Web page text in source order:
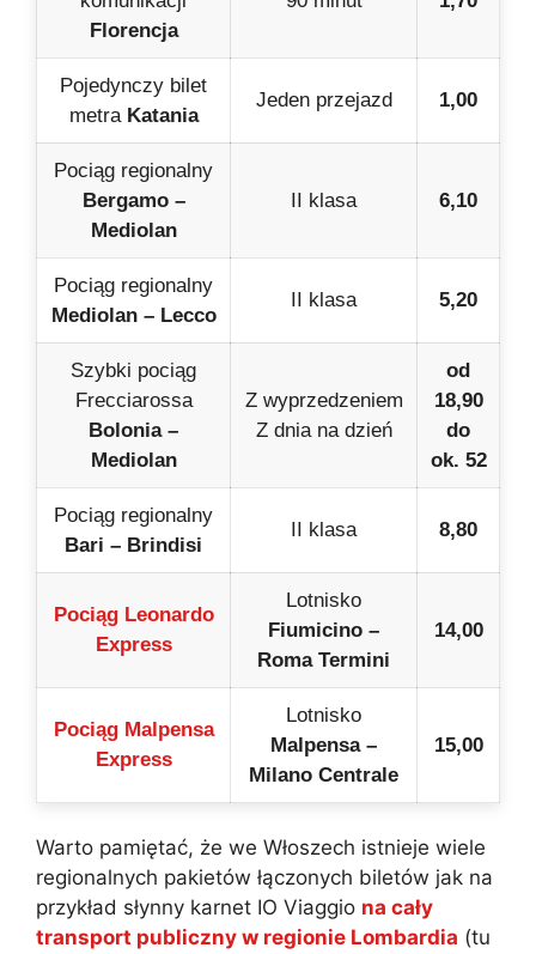
Florencja
Pojedynczy bilet
metra Katania
Jeden przejazd 1,00
Pociąg regionalny
Bergamo –
Mediolan
II klasa 6,10
Pociąg regionalny
Mediolan – Lecco
II klasa 5,20
Szybki pociąg
Frecciarossa
Bolonia –
Mediolan
Z wyprzedzeniem
Z dnia na dzień
od
18,90
do
ok. 52
Pociąg regionalny
Bari – Brindisi
II klasa 8,80
Pociąg Leonardo
Express
Lotnisko
Fiumicino –
Roma Termini
14,00
Pociąg Malpensa
Express
Lotnisko
Malpensa –
Milano Centrale
15,00
Warto pamiętać, że we Włoszech istnieje wiele
regionalnych pakietów łączonych biletów jak na
przykład słynny karnet IO Viaggio na cały
transport publiczny w regionie Lombardia (tu